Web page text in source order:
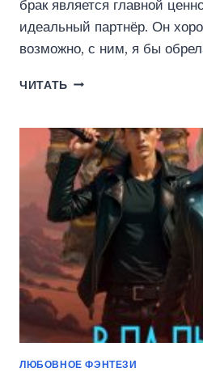
брак является главной
идеальный партнёр. Он
возможно, с ним, я бы
ЧИТАТЬ ИДЕАЛЬНАЯ
ЧЕРС)
ЛЮБОВНОЕ ФЭНТЕЗИ